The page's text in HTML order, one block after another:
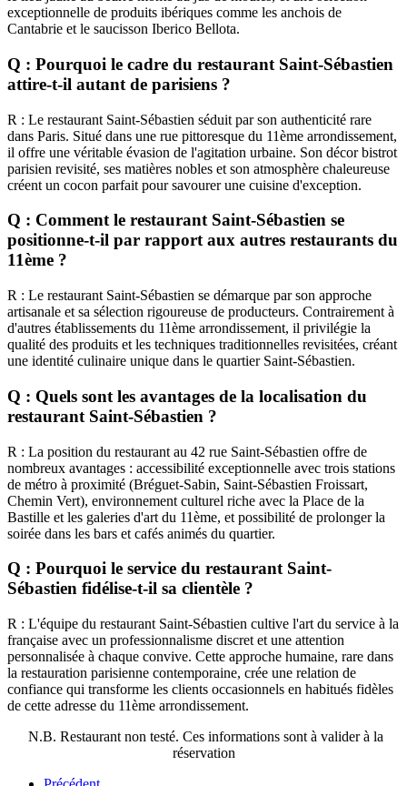
exceptionnelle de produits ibériques comme les anchois de
Cantabrie et le saucisson Iberico Bellota.
Q : Pourquoi le cadre du restaurant Saint-Sébastien
attire-t-il autant de parisiens ?
R : Le restaurant Saint-Sébastien séduit par son authenticité rare
dans Paris. Situé dans une rue pittoresque du 11ème arrondissement,
il offre une véritable évasion de l'agitation urbaine. Son décor bistrot
parisien revisité, ses matières nobles et son atmosphère chaleureuse
créent un cocon parfait pour savourer une cuisine d'exception.
Q : Comment le restaurant Saint-Sébastien se
positionne-t-il par rapport aux autres restaurants du
11ème ?
R : Le restaurant Saint-Sébastien se démarque par son approche
artisanale et sa sélection rigoureuse de producteurs. Contrairement à
d'autres établissements du 11ème arrondissement, il privilégie la
qualité des produits et les techniques traditionnelles revisitées, créant
une identité culinaire unique dans le quartier Saint-Sébastien.
Q : Quels sont les avantages de la localisation du
restaurant Saint-Sébastien ?
R : La position du restaurant au 42 rue Saint-Sébastien offre de
nombreux avantages : accessibilité exceptionnelle avec trois stations
de métro à proximité (Bréguet-Sabin, Saint-Sébastien Froissart,
Chemin Vert), environnement culturel riche avec la Place de la
Bastille et les galeries d'art du 11ème, et possibilité de prolonger la
soirée dans les bars et cafés animés du quartier.
Q : Pourquoi le service du restaurant Saint-
Sébastien fidélise-t-il sa clientèle ?
R : L'équipe du restaurant Saint-Sébastien cultive l'art du service à la
française avec un professionnalisme discret et une attention
personnalisée à chaque convive. Cette approche humaine, rare dans
la restauration parisienne contemporaine, crée une relation de
confiance qui transforme les clients occasionnels en habitués fidèles
de cette adresse du 11ème arrondissement.
N.B. Restaurant non testé. Ces informations sont à valider à la
réservation